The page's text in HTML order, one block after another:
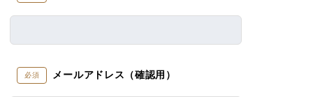
必須 メールアドレス（確認用）